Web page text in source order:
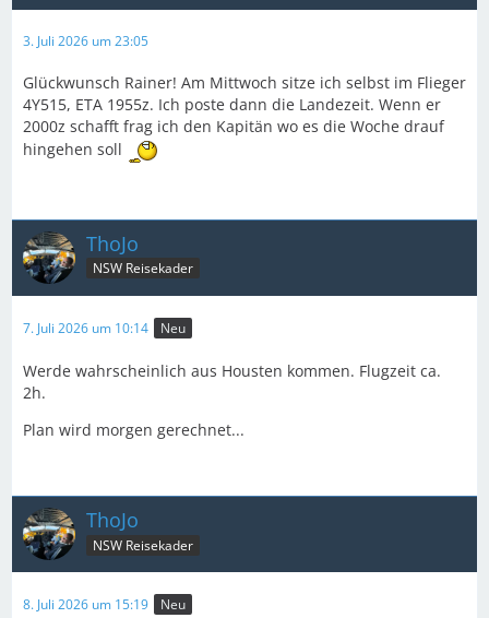
3. Juli 2026 um 23:05
Glückwunsch Rainer! Am Mittwoch sitze ich selbst im Flieger
4Y515, ETA 1955z. Ich poste dann die Landezeit. Wenn er
2000z schafft frag ich den Kapitän wo es die Woche drauf
hingehen soll
ThoJo
NSW Reisekader
7. Juli 2026 um 10:14 Neu
Werde wahrscheinlich aus Housten kommen. Flugzeit ca.
2h.
Plan wird morgen gerechnet...
ThoJo
NSW Reisekader
8. Juli 2026 um 15:19 Neu